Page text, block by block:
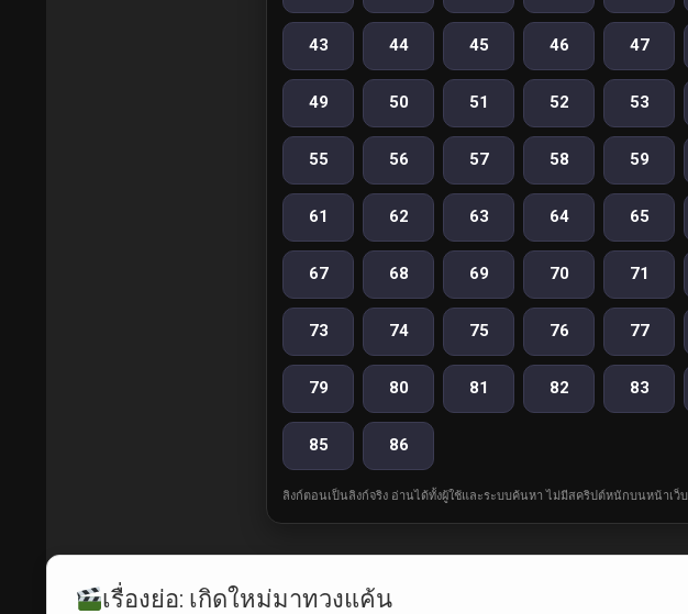
43 44 45 46 47
49 50 51 52 53
55 56 57 58 59
61 62 63 64 65
67 68 69 70 71
73 74 75 76 77
79 80 81 82 83
85 86
ลิงก์ตอนเป็นลิงก์จริง อ่านได้ทั้งผู้ใช้และระบบค้นหา ไม่มีสคริปต์หนักบนหน้าเว็บ
เรื่องย่อ: เกิดใหม่มาทวงแค้น